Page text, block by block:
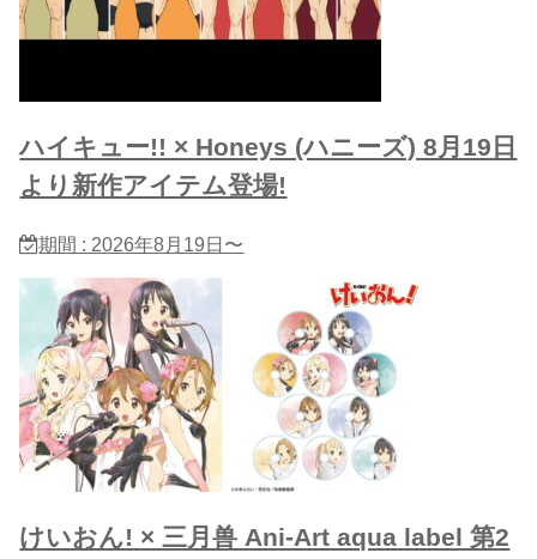
ハイキュー!! × Honeys (ハニーズ) 8月19日
より新作アイテム登場!
期間 : 2026年8月19日〜
けいおん! × 三月兽 Ani-Art aqua label 第2